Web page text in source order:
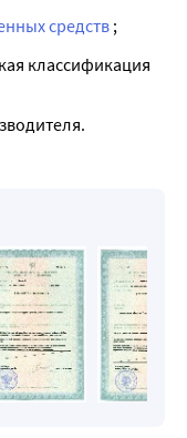
средств ;
классификация